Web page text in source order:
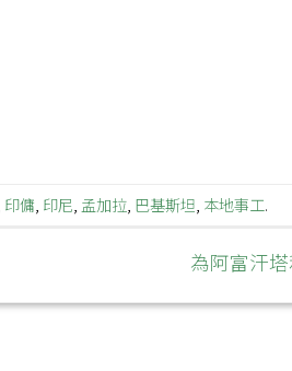
印傭 印尼 孟加拉, 巴基斯坦 本地事工.
為阿富汗